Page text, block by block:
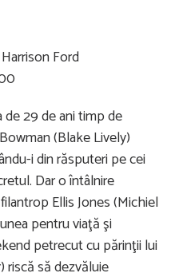
Ford
de 29 de ani timp de
(Blake Lively)
i din răsputeri pe cei
Dar o întâlnire
Ellis Jones (Michiel
pentru viaţă şi
petrecut cu părinţii lui
riscă să dezvăluie